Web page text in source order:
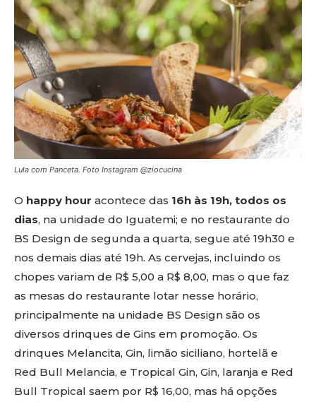
Lula com Panceta. Foto Instagram @ziocucina
O happy hour acontece das 16h às 19h, todos os
dias, na unidade do Iguatemi; e no restaurante do
BS Design de segunda a quarta, segue até 19h30 e
nos demais dias até 19h. As cervejas, incluindo os
chopes variam de R$ 5,00 a R$ 8,00, mas o que faz
as mesas do restaurante lotar nesse horário,
principalmente na unidade BS Design são os
diversos drinques de Gins em promoção. Os
drinques Melancita, Gin, limão siciliano, hortelã e
Red Bull Melancia, e Tropical Gin, Gin, laranja e Red
Bull Tropical saem por R$ 16,00, mas há opções